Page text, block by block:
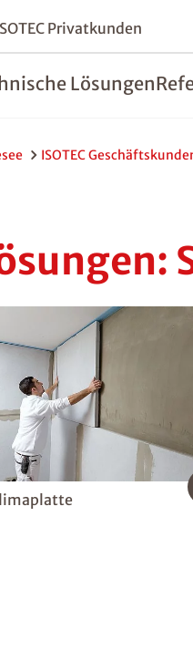
Privatkunden
Lösungen
ISOTEC